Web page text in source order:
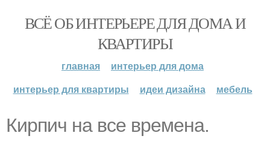
ВСЁ ОБ ИНТЕРЬЕРЕ ДЛЯ ДОМА И
КВАРТИРЫ
главная
интерьер для дома
интерьер для квартиры
идеи дизайна мебель
Кирпич на все времена.